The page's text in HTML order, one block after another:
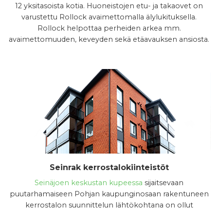
12 yksitasoista kotia. Huoneistojen etu- ja takaovet on
varustettu Rollock avaimettomalla älylukituksella.
Rollock helpottaa perheiden arkea mm.
avaimettomuuden, keveyden sekä etäavauksen ansiosta.
Seinrak kerrostalokiinteistöt
Seinäjoen keskustan kupeessa sijaitsevaan
puutarhamaiseen Pohjan kaupunginosaan rakentuneen
kerrostalon suunnittelun lähtökohtana on ollut